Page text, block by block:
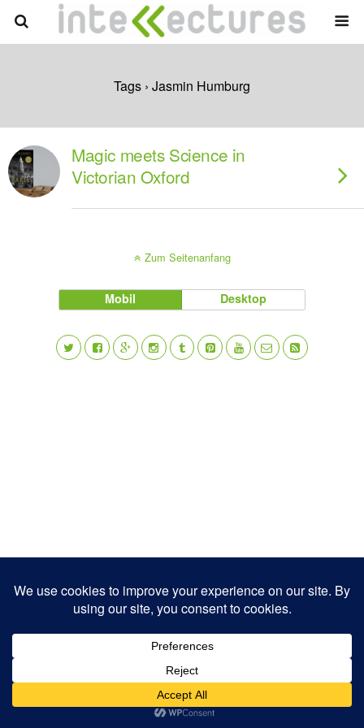
Tags › Jasmin Humburg
Magic meets Science in
Victorian Oxford
Zum Seitenanfang
Mobil Desktop